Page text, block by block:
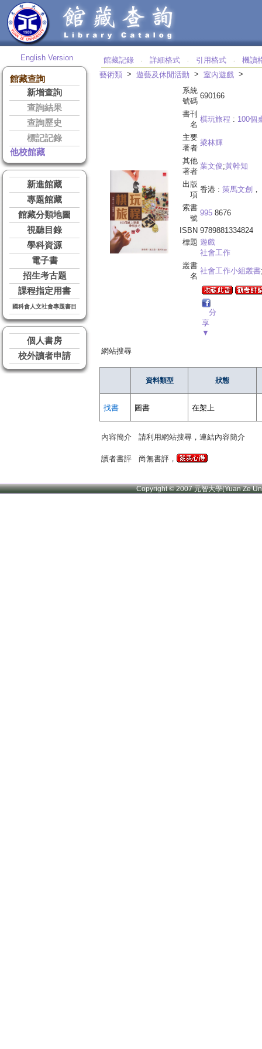
English Version
館藏查詢
新增查詢
查詢結果
查詢歷史
標記記錄
他校館藏
新進館藏
專題館藏
館藏分類地圖
視聽目錄
學科資源
電子書
招生考古題
課程指定用書
國科會人文社會專題書目
個人書房
校外讀者申請
館藏記錄 ‧ 詳細格式 ‧ 引用格式 ‧
機讀
藝術類 > 遊藝及休閒活動 > 室內遊戲 >
系統
號碼
690166
書刊
名
棋玩旅程 : 100個
主要
著者
梁林輝
其他
著者
葉文俊;黃幹知
出版
項
香港 : 策馬文創
索書
號
995 8676
ISBN 9789881334824
標題 遊戲
社會工作
叢書
名
社會工作小組叢書
分
享
▼
網站搜尋
資料類型 狀態
找書 圖書 在架上
內容簡介 請利用網站搜尋，連結內容簡介
讀者書評 尚無書評，
Copyright © 2007 元智大學(Yuan Ze